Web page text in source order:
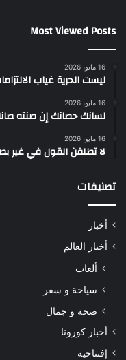
Most Viewed Posts
16 مايو، 2026
ليست الحرية غياب
16 مايو، 2026
لسانك حصانك إن صنته
16 مايو، 2026
لا تطلقن القول في غير
تصنيفات
أخبار
أخبار العالم
ألعاب
سياحة و سفر
صحة و جمال
أخبار كورونا
إفتتاحية